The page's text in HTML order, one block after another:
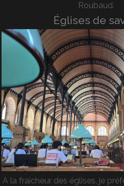
Roubaud.
Églises de
A la fraîcheur des églises, je